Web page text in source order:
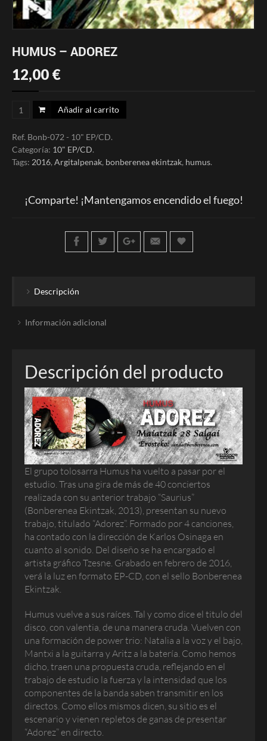
HUMUS – ADOREZ
12,00 €
Añadir al carrito
Ref. Bonb-072 - 10" EP/CD.
Categoría: 10" EP/CD.
Tags: 2016, Argitalpenak, bonberenea ekintzak, humus.
¡Comparte! ¡Mantengamos encendido el fuego!
Descripción
Información adicional
Descripción del producto
El grupo tolosarra Humus ha vuelto a pasar por el
estudio. Tras una gira de más de 40 conciertos
realizada con su anterior trabajo “Saurius”
(Bonberenea Ekintzak, 2013), presentan su nuevo
trabajo, titulado “Adorez”. Formado por 4 canciones,
ha contado con la dirección de Karlos Osinaga en
cuanto al sonido. Del diseño se ha encargado el
artista gráfico Tzesne. Grabado en febrero de 2016,
verá la luz en formato EP-CD, con el sello Bonberenea
Ekintzak.
Humus vuelve a sus raíces. Tal y como dice el titulo del
disco, con valentia, de una manera cruda. Vuelven con
una formación de power trio: Natalia a la voz y el bajo,
Mantxi a la guitarra y Aritz a la batería. Como hemos
dicho, traen una propuesta cruda, reflejando en el
trabajo de estudio la fuerza y la intensidad que los
componentes de la banda saben transmitir en los
directos. Como ellos mismos dicen, su sitio es el
escenario y vienen repletos de ganas de presentar
“Adorez” en directo.